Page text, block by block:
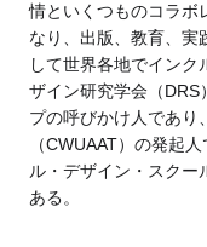
情といくつものコラボ
なり、出版、教育、実
して世界各地でイン
ザイン研究学会（DRS
プの呼びかけ人であり
（CWUAAT）の発起
ル・デザイン・スクー
ある。